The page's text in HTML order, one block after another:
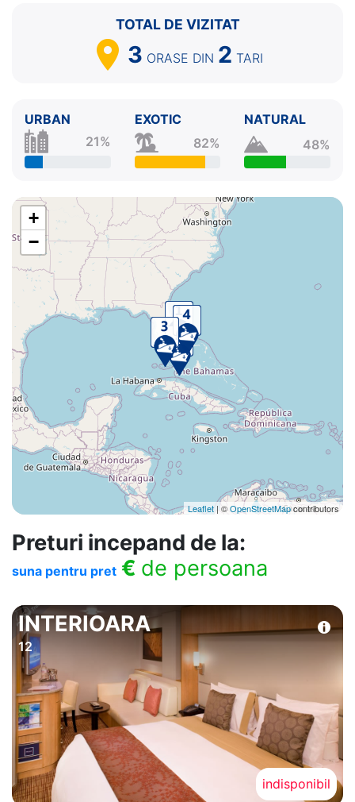
TOTAL DE VIZITAT
3 ORASE DIN 2 TARI
URBAN
21%
EXOTIC
82%
NATURAL
48%
+
−
Leaflet | ©OpenStreetMapcontributors
Preturi incepand de la:
suna pentru pret € de persoana
INTERIOARA
12
indisponibil